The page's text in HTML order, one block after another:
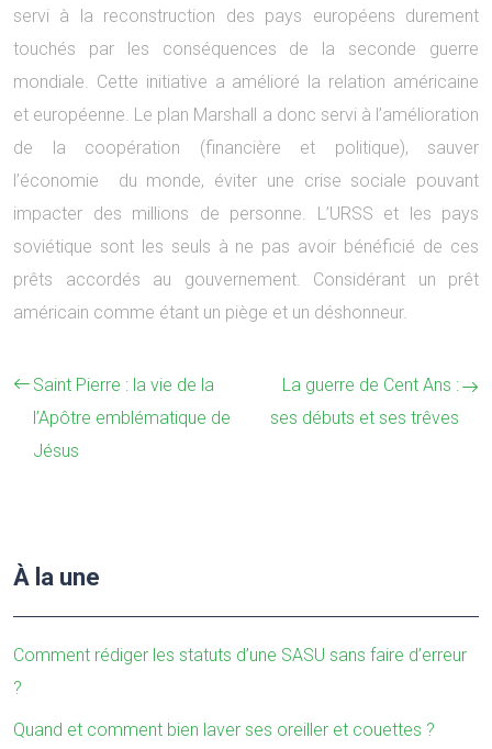
servi à la reconstruction des pays européens durement
touchés par les conséquences de la seconde guerre
mondiale. Cette initiative a amélioré la relation américaine
et européenne. Le plan Marshall a donc servi à l’amélioration
de la coopération (financière et politique), sauver
l’économie du monde, éviter une crise sociale pouvant
impacter des millions de personne. L’URSS et les pays
soviétique sont les seuls à ne pas avoir bénéficié de ces
prêts accordés au gouvernement. Considérant un prêt
américain comme étant un piège et un déshonneur.
Saint Pierre : la vie de la
l’Apôtre emblématique de
Jésus
La guerre de Cent Ans :
ses débuts et ses trêves
À la une
Comment rédiger les statuts d’une SASU sans faire d’erreur
?
Quand et comment bien laver ses oreiller et couettes ?